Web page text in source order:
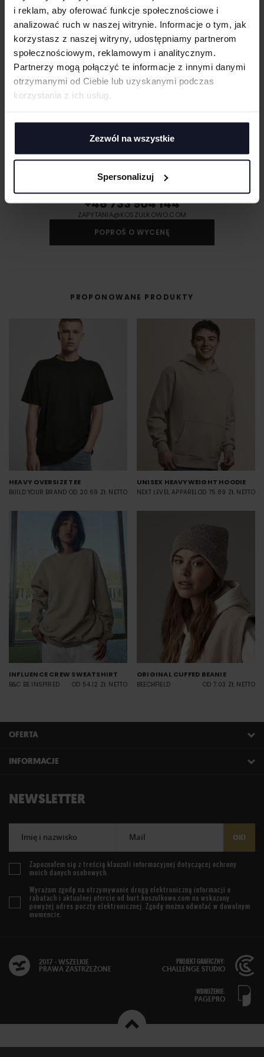
i reklam, aby oferować funkcje społecznościowe i
analizować ruch w naszej witrynie. Informacje o tym, jak
korzystasz z naszej witryny, udostępniamy partnerom
społecznościowym, reklamowym i analitycznym.
Partnerzy mogą połączyć te informacje z innymi danymi
otrzymanymi od Ciebie lub uzyskanymi podczas
korzystania z ich usług.
Zezwól na wszystkie
Spersonalizuj
Torby wielokrotnego użytku nadające się do recyklingu, wykonane w
100% z plastiku pochodzącego z recyklingu
GRAMATURA I SKŁAD
DOSTAWA I PŁATNOŚĆ
nasi specjaliści chętnie Ci pomogą.
+48 733 904 144
ZAPYTANIA@KOSZULKOWO.COM
POPROŚ O WYCENĘ
PROPONOWANE PRODUKTY
HEAVY OVERSIZE TEE
BUILD YOUR BRAND OD 20.69 ZŁ NETTO
UNISEX HEAVYWEIGHT HOODIE
NEXT LEVEL APPARELOD 75.89 ZŁ NETTO
INFLUENCE CREW SWEATSHIRT
B&C BE INSPIRED OD 54.12 ZŁ NETTO
ORIGINAL CUFFED BEANIE
BEECHFIELD OD 7.03 ZŁ NETTO
OFERTA
INFORMACJE
NEWSLETTER
Imię i nazwisko Mail OK!
Zapoznałem się z treścią klauzuli informacyjnej dotyczącej ochrony
moich danych osobowych.
Wyrażam zgodę na otrzymywanie drogą elektroniczną informacji o
rabatach i aktualnej ofercie od hurt.koszulkowo.com na wskazany
powyżej adres poczty elektronicznej. Zgodę można odwołać w dowolnym
momencie.
2017 - WSZELKIE
PRAWA ZASTRZEŻONE
PROJEKT GRAFICZNY:
CHALLENGE STUDIO
WDROŻENIE:
PAGEPRO